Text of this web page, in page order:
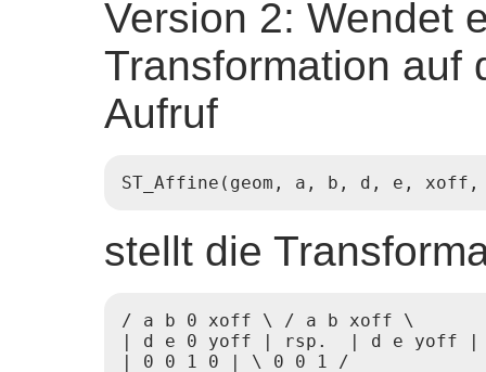
Version 2: Wendet
Transformation auf
Aufruf
ST_Affine(geom, a, b, d, e,
stellt die
/ a b 0 xoff \ / a b xoff \
| d e 0 yoff | rsp.  | d e yoff |
| 0 0 1 0 | \ 0 0 1 /